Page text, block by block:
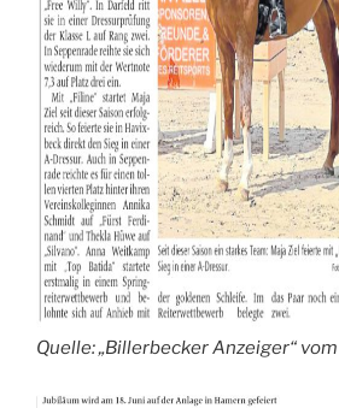
Quelle: „Billerbecker Anzeiger“